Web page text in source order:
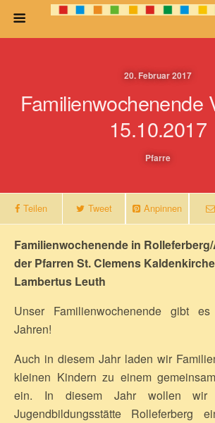
20. Februar 2017
Familienwochenende
15.10.2017
Pfarre
Teilen Tweet Anpinnen
Familienwochenende in
der Pfarren St. Clemens
Lambertus Leuth
Unser Familienwochenende gibt
Jahren!
Auch in diesem Jahr laden wir
kleinen Kindern zu einem
ein. In diesem Jahr wollen
Jugendbildungsstätte Rolleferberg